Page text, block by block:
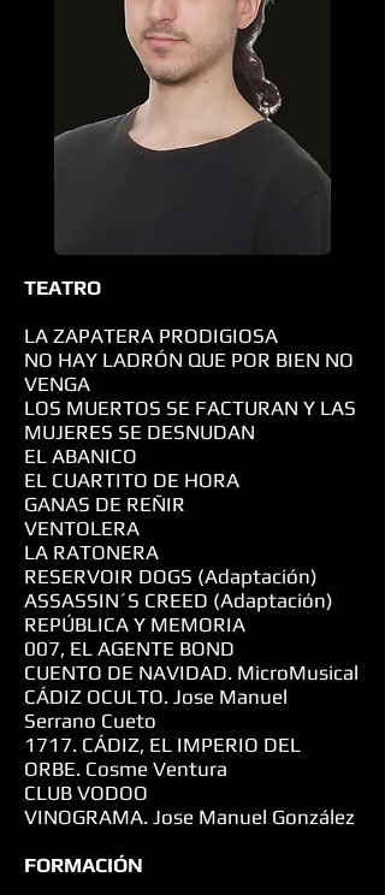
TEATRO
LA ZAPATERA PRODIGIOSA
NO HAY LADRÓN QUE POR BIEN NO
VENGA
LOS MUERTOS SE FACTURAN Y LAS
MUJERES SE DESNUDAN
EL ABANICO
EL CUARTITO DE HORA
GANAS DE REÑIR
VENTOLERA
LA RATONERA
RESERVOIR DOGS (Adaptación)
ASSASSIN´S CREED (Adaptación)
REPÚBLICA Y MEMORIA
007, EL AGENTE BOND
CUENTO DE NAVIDAD. MicroMusical
CÁDIZ OCULTO. Jose Manuel
Serrano Cueto
1717. CÁDIZ, EL IMPERIO DEL
ORBE. Cosme Ventura
CLUB VODOO
VINOGRAMA. Jose Manuel González
FORMACIÓN